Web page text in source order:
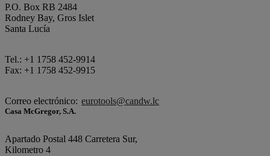
P.O. Box RB 2484
Rodney Bay, Gros Islet
Santa Lucía
Tel.: +1 1758 452-9914
Fax: +1 1758 452-9915
Correo electrónico: eurotools@candw.lc
Casa McGregor, S.A.
Apartado Postal 448 Carretera Sur,
Kilometro 4